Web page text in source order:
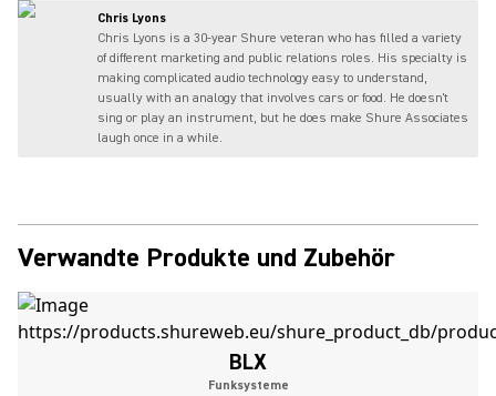
Chris Lyons
Chris Lyons is a 30-year Shure veteran who has filled a variety
of different marketing and public relations roles. His specialty is
making complicated audio technology easy to understand,
usually with an analogy that involves cars or food. He doesn't
sing or play an instrument, but he does make Shure Associates
laugh once in a while.
Verwandte Produkte und Zubehör
BLX
Funksysteme